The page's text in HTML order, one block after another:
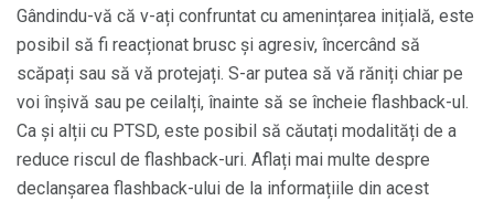
Gândindu-vă că v-ați confruntat cu amenințarea inițială, este
posibil să fi reacționat brusc și agresiv, încercând să
scăpați sau să vă protejați. S-ar putea să vă răniți chiar pe
voi înșivă sau pe ceilalți, înainte să se încheie flashback-ul.
Ca și alții cu PTSD, este posibil să căutați modalități de a
reduce riscul de flashback-uri. Aflați mai multe despre
declanșarea flashback-ului de la informațiile din acest